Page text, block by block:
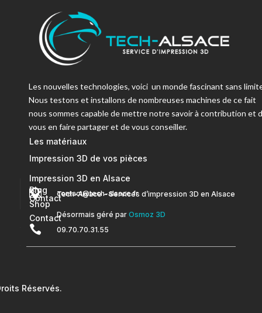
Les nouvelles technologies, voici un monde fascinant sans
Nous testons et installons de nombreuses machines de ce fait
nous sommes capable de mettre notre savoir à contribution et
vous en faire partager et de vous conseiller.
Les matériaux
Impression 3D de vos pièces
Impression 3D en Alsace
Contact
Blog
Shop
Contact
 contact@tech-alsace.fr
 Tech-Alsace – Services d’impression 3D en Alsace
Désormais géré par Osmoz 3D
 09.70.70.31.55
Réservés.